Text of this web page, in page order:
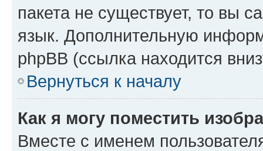
пакета не существует, то вы
язык. Дополнительную
phpBB (ссылка находится
Вернуться к началу
Как я могу поместить
Вместе с именем